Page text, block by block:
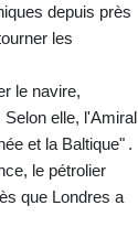
depuis près
les
le navire,
elle, l'Amiral
et la Baltique" .
le pétrolier
que Londres a